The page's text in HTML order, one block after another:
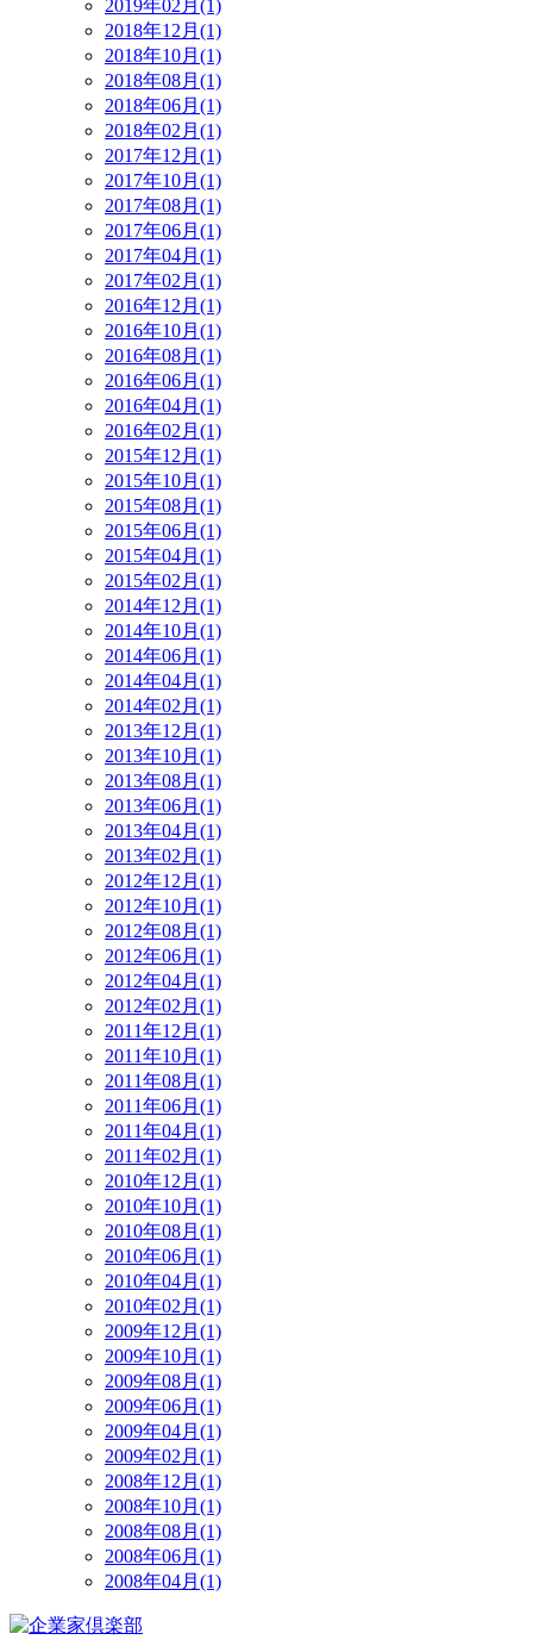
2019年02月(1)
2018年12月(1)
2018年10月(1)
2018年08月(1)
2018年06月(1)
2018年02月(1)
2017年12月(1)
2017年10月(1)
2017年08月(1)
2017年06月(1)
2017年04月(1)
2017年02月(1)
2016年12月(1)
2016年10月(1)
2016年08月(1)
2016年06月(1)
2016年04月(1)
2016年02月(1)
2015年12月(1)
2015年10月(1)
2015年08月(1)
2015年06月(1)
2015年04月(1)
2015年02月(1)
2014年12月(1)
2014年10月(1)
2014年06月(1)
2014年04月(1)
2014年02月(1)
2013年12月(1)
2013年10月(1)
2013年08月(1)
2013年06月(1)
2013年04月(1)
2013年02月(1)
2012年12月(1)
2012年10月(1)
2012年08月(1)
2012年06月(1)
2012年04月(1)
2012年02月(1)
2011年12月(1)
2011年10月(1)
2011年08月(1)
2011年06月(1)
2011年04月(1)
2011年02月(1)
2010年12月(1)
2010年10月(1)
2010年08月(1)
2010年06月(1)
2010年04月(1)
2010年02月(1)
2009年12月(1)
2009年10月(1)
2009年08月(1)
2009年06月(1)
2009年04月(1)
2009年02月(1)
2008年12月(1)
2008年10月(1)
2008年08月(1)
2008年06月(1)
2008年04月(1)